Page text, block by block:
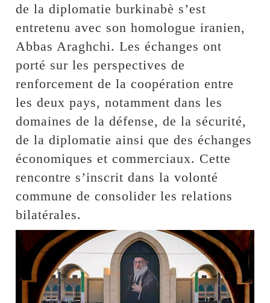
de la diplomatie burkinabè s’est
entretenu avec son homologue iranien,
Abbas Araghchi. Les échanges ont
porté sur les perspectives de
renforcement de la coopération entre
les deux pays, notamment dans les
domaines de la défense, de la sécurité,
de la diplomatie ainsi que des échanges
économiques et commerciaux. Cette
rencontre s’inscrit dans la volonté
commune de consolider les relations
bilatérales.